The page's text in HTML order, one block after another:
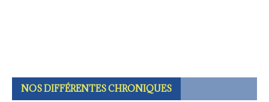
NOS DIFFÉRENTES CHRONIQUES